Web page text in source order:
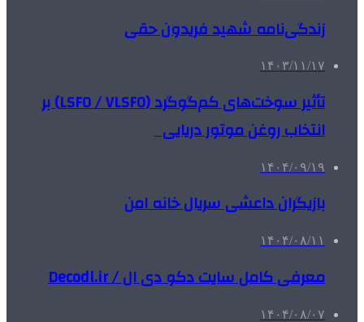
زندگی‌نامه شهید فریدون حقی
۱۴۰۳/۱۱/۱۷
تأثیر سوخت‌های کم‌گوگرد (LSFO / VLSFO) بر
انتخاب روغن موتور دریایی
۱۴۰۴/۰۹/۱۹
بازیگران داعشی سریال خانه امن
۱۴۰۴/۰۸/۱۱
معرفی کامل سایت دکو دی ال / Decodl.ir
۱۴۰۴/۰۸/۰۷